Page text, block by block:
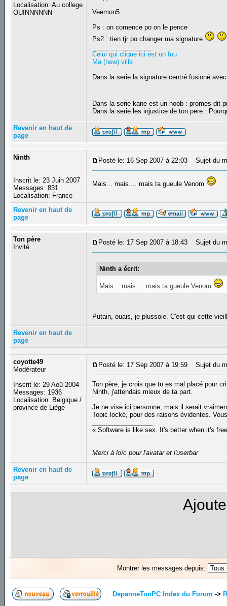
Localisation: Au college
OUINNNNNN
Veemon5
Ps : on comence po on le pence
Ps2 : tien tjr po changer ma signature
Celui qui clique ici est un fou
Ma (new) ville
Dans la serie la signature centré fusioné
Dans la serie kane est un noob : promes dit
Dans la serie les injustice de ton pere :
Revenir en haut de
page
Ninth
Inscrit le: 23 Juin 2007
Messages: 831
Localisation: France
Posté le: 16 Sep 2007 à 22:03 Sujet du
Mais... mais.... mais ta gueule Venom
Revenir en haut de
page
Ton père
Invité
Posté le: 17 Sep 2007 à 18:43 Sujet du
Ninth a écrit:
Mais... mais.... mais ta gueule Venom
Putain, ouais, je plussoie. C'est qui cette
Revenir en haut de
page
coyotte49
Modérateur
Inscrit le: 29 Aoû 2004
Messages: 1936
Localisation: Belgique /
province de Liège
Posté le: 17 Sep 2007 à 19:59 Sujet du
Ton père, je crois que tu es mal placé pour
Ninth, j'attendais mieux de ta part.
Je ne vise ici personne, mais il serait
Topic locké, pour des raisons évidentes.
« Software is like sex. It's better when it's
Merci à loïc pour l'avatar et l'userbar
Revenir en haut de
page
Montrer les messages depuis:
DepanneTonPC Index du Forum ->